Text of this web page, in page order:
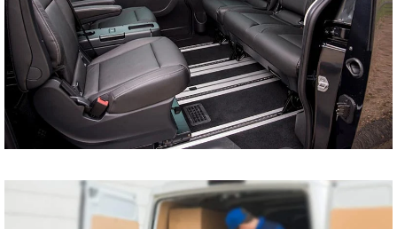
Notecią Białogardu
Gryfic Sępólna
Krajeńskiego
Człuchowa Szczecinka
Barwic Świdnicy
Trzcianki Złotowa
Czarnkowa Chodzieży
na adres tanio cena od
drzwi do drzwi
Przewóz osób